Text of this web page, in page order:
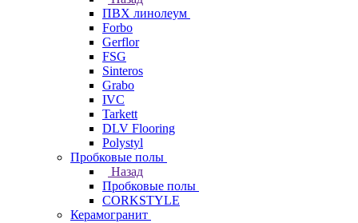
ПВХ линолеум
Forbo
Gerflor
FSG
Sinteros
Grabo
IVC
Tarkett
DLV Flooring
Polystyl
Пробковые полы
Назад
Пробковые полы
CORKSTYLE
Керамогранит